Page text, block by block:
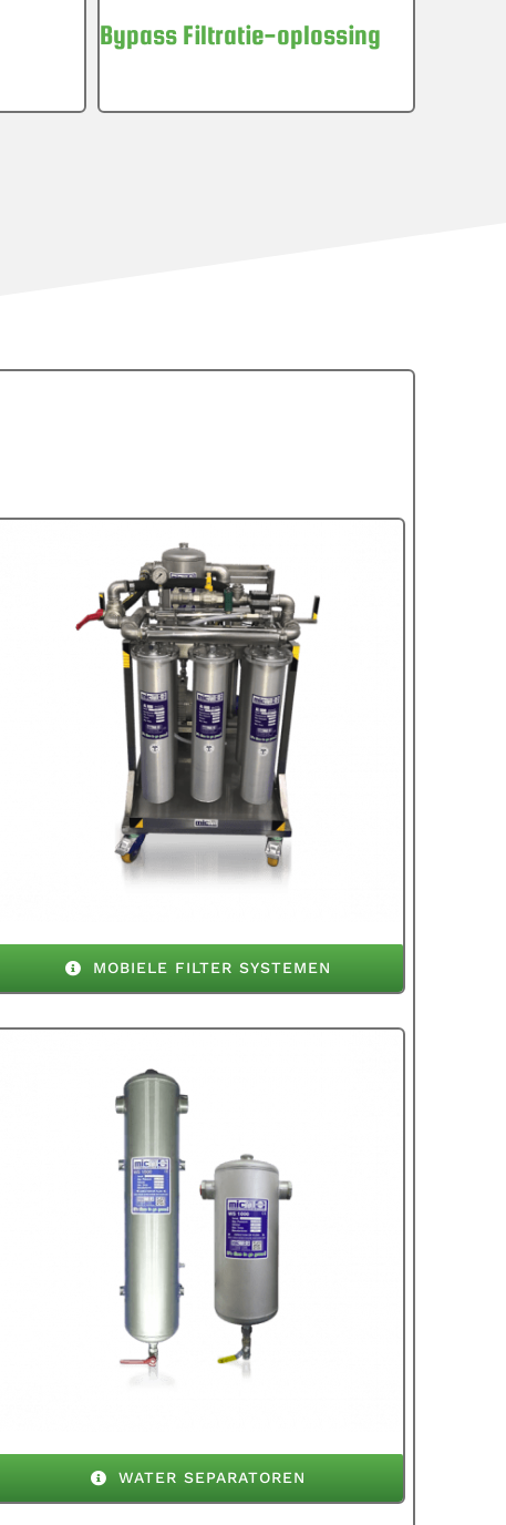
Bypass Filtratie-oplossing
MOBIELE FILTER SYSTEMEN
WATER SEPARATOREN